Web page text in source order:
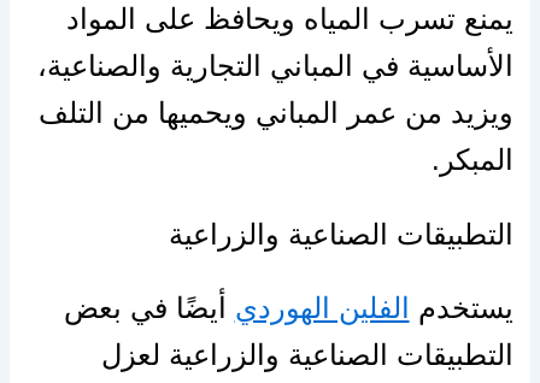
يمنع تسرب المياه ويحافظ على المواد
الأساسية في المباني التجارية والصناعية،
ويزيد من عمر المباني ويحميها من التلف
المبكر.
التطبيقات الصناعية والزراعية
يستخدم الفلين الهوردي أيضًا في بعض
التطبيقات الصناعية والزراعية لعزل